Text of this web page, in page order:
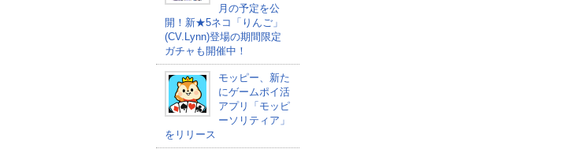
月の予定を公
開！新★5ネコ「りんご」
(CV.Lynn)登場の期間限定
ガチャも開催中！
モッピー、新た
にゲームポイ活
アプリ「モッピ
ーソリティア」
をリリース